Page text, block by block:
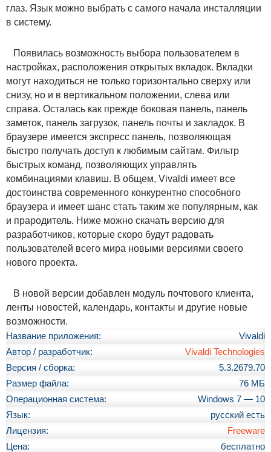
глаз. Язык можно выбрать с самого начала инсталляции
в систему.
Появилась возможность выбора пользователем в
настройках, расположения открытых вкладок. Вкладки
могут находиться не только горизонтально сверху или
снизу, но и в вертикальном положении, слева или
справа. Осталась как прежде боковая панель, панель
заметок, панель загрузок, панель почты и закладок. В
браузере имеется экспресс панель, позволяющая
быстро получать доступ к любимым сайтам. Фильтр
быстрых команд, позволяющих управлять
комбинациями клавиш. В общем, Vivaldi имеет все
достоинства современного конкурентно способного
браузера и имеет шанс стать таким же популярным, как
и прародитель. Ниже можно скачать версию для
разработчиков, которые скоро будут радовать
пользователей всего мира новыми версиями своего
нового проекта.
В новой версии добавлен модуль почтового клиента,
ленты новостей, календарь, контакты и другие новые
возможности.
Название приложения:
Vivaldi
Автор / разработчик:
Vivaldi Technologies
Версия / сборка:
5.3.2679.70
Размер файла:
76 МБ
Операционная система:
Windows 7 — 10
Язык:
русский есть
Лицензия:
Freeware
Цена:
бесплатно